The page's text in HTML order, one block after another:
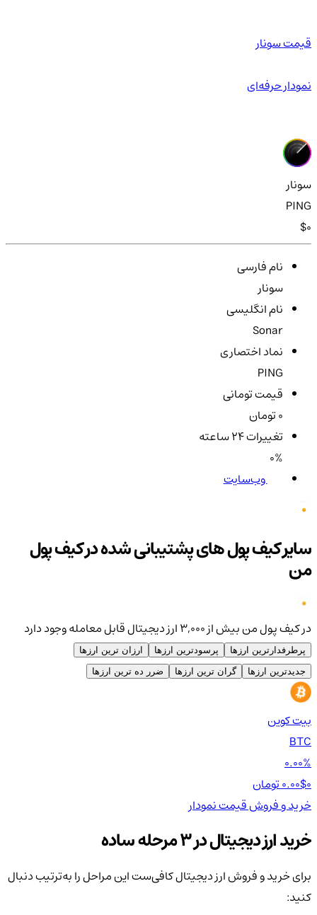
قیمت سونار
نمودار حرفه‌ای
سونار
PING
$0
نام فارسی
سونار
نام انگلیسی
Sonar
نماد اختصاری
PING
قیمت تومانی
تغییرات ۲۴ ساعته
0%
وب‌سایت
سایر کیف پول های پشتیبانی شده در کیف پول
من
در کیف پول من بیش از ۳,۰۰۰ ارز دیجیتال قابل معامله وجود دارد
پرطرفدارترین ارزها پرسودترین ارزها
ارزان ترین ارزها
جدیدترین ارزها
گران ترین ارزها ضرر ده ترین ارزها
بیت کوین
BTC
0.00%
0.00$
خرید و فروشقیمتنمودار
خرید ارز دیجیتال در 3 مرحله ساده
برای خرید و فروش ارز دیجیتال کافی‌ست این مراحل را به‌ترتیب دنبال
کنید: